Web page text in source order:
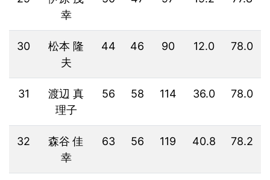
幸
30
松本 隆
夫
44 46 90 12.0 78.0
31
渡辺 真
理子
56 58 114 36.0 78.0
32
森谷 佳
幸
63 56 119 40.8 78.2